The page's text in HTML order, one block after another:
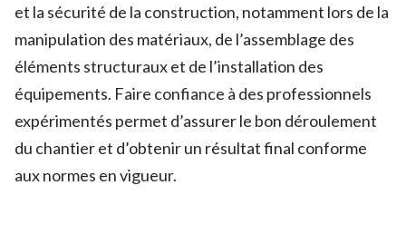
et la sécurité de la construction, notamment lors de la
manipulation des matériaux, de l’assemblage des
éléments structuraux et de l’installation des
équipements. Faire confiance à des professionnels
expérimentés permet d’assurer le bon déroulement
du chantier et d’obtenir un résultat final conforme
aux normes en vigueur.